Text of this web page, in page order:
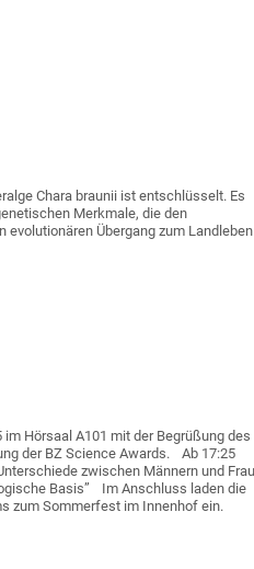
Chara braunii ist entschlüsselt. Es
Merkmale, die den
evolutionären Übergang zum Landleben
Hörsaal A101 mit der Begrüßung des
der BZ Science Awards.
Ab 17:25
zwischen Männern und
Basis”
Im Anschluss laden die
zum Sommerfest im Innenhof ein.